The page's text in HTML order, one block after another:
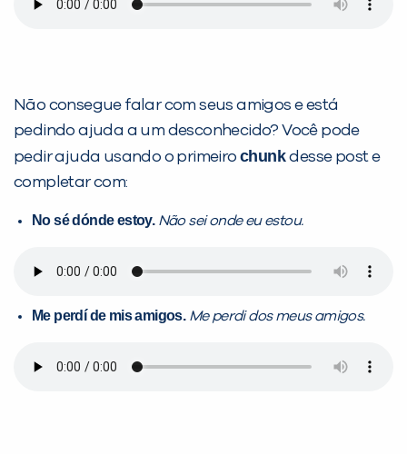
Não consegue falar com seus amigos e está
pedindo ajuda a um desconhecido? Você pode
pedir ajuda usando o primeiro chunkdesse post e
completar com:
No sé dónde estoy. Não sei onde eu estou.
Me perdí de mis amigos. Me perdi dos meus amigos.